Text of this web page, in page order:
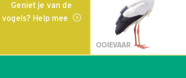
Geniet je van de
vogels? Help mee
OOIEVAAR